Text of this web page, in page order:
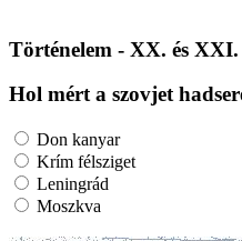
Történelem - XX. és
Hol mért a szovjet
Don kanyar
Krím félsziget
Leningrád
Moszkva